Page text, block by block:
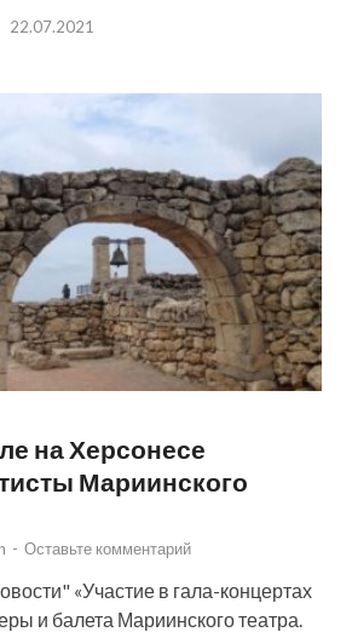
22.07.2021
на Херсонесе
Мариинского
- Оставьте комментарий
«Участие в гала-концертах
и балета Мариинского театра.